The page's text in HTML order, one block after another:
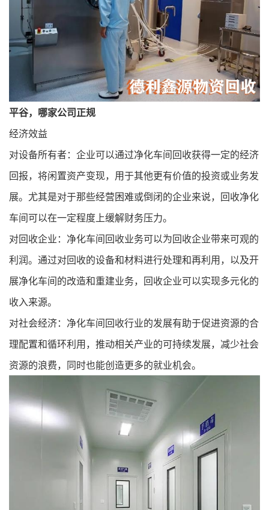
平谷，哪家公司正规
经济效益
对设备所有者：企业可以通过净化车间回收获得一定的经济
回报，将闲置资产变现，用于其他更有价值的投资或业务发
展。尤其是对于那些经营困难或倒闭的企业来说，回收净化
车间可以在一定程度上缓解财务压力。
对回收企业： 净化车间回收业务可以为回收企业带来可观的
利润。通过对回收的设备和材料进行处理和再利用，以及开
展净化车间的改造和重建业务，回收企业可以实现多元化的
收入来源。
对社会经济： 净化车间回收行业的发展有助于促进资源的合
理配置和循环利用，推动相关产业的可持续发展，减少社会
资源的浪费，同时也能创造更多的就业机会。